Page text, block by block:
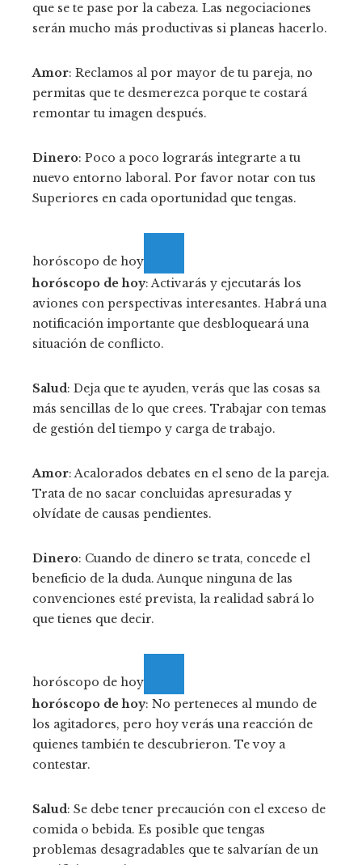
que se te pase por la cabeza. Las negociaciones
serán mucho más productivas si planeas hacerlo.
Amor: Reclamos al por mayor de tu pareja, no
permitas que te desmerezca porque te costará
remontar tu imagen después.
Dinero: Poco a poco lograrás integrarte a tu
nuevo entorno laboral. Por favor notar con tus
Superiores en cada oportunidad que tengas.
horóscopo de hoy
horóscopo de hoy: Activarás y ejecutarás los
aviones con perspectivas interesantes. Habrá una
notificación importante que desbloqueará una
situación de conflicto.
Salud: Deja que te ayuden, verás que las cosas sa
más sencillas de lo que crees. Trabajar con temas
de gestión del tiempo y carga de trabajo.
Amor: Acalorados debates en el seno de la pareja.
Trata de no sacar concluidas apresuradas y
olvídate de causas pendientes.
Dinero: Cuando de dinero se trata, concede el
beneficio de la duda. Aunque ninguna de las
convenciones esté prevista, la realidad sabrá lo
que tienes que decir.
horóscopo de hoy
horóscopo de hoy: No perteneces al mundo de
los agitadores, pero hoy verás una reacción de
quienes también te descubrieron. Te voy a
contestar.
Salud: Se debe tener precaución con el exceso de
comida o bebida. Es posible que tengas
problemas desagradables que te salvarían de un